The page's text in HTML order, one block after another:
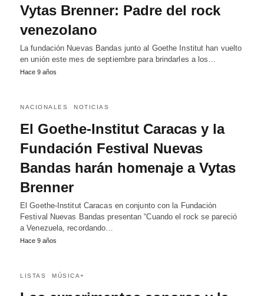
Vytas Brenner: Padre del rock
venezolano
La fundación Nuevas Bandas junto al Goethe Institut han vuelto
en unión este mes de septiembre para brindarles a los…
Hace 9 años
NACIONALES NOTICIAS
El Goethe-Institut Caracas y la
Fundación Festival Nuevas
Bandas harán homenaje a Vytas
Brenner
El Goethe-Institut Caracas en conjunto con la Fundación
Festival Nuevas Bandas presentan “Cuando el rock se pareció
a Venezuela, recordando…
Hace 9 años
LISTAS MÚSICA+